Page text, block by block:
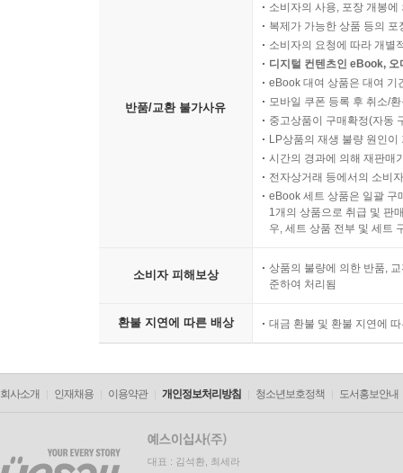
반품/교환 불가사유
소비자의 사용, 포장 개봉
복제가 가능한 상품 등의
소비자의 요청에 따라 개별
디지털 컨텐츠인 eBook,
eBook 대여 상품은 대여 기
모바일 쿠폰 등록 후 취소/
중고상품이 구매확정(자동
LP상품의 재생 불량 원인
시간의 경과에 의해 재판매
전자상거래 등에서의 소비
eBook 세트 상품은 일괄 구
1개의 상품으로 취급 및 판
우, 세트 상품 전부 및 세트
소비자 피해보상
상품의 불량에 의한 반품,
준하여 처리됨
환불 지연에 따른 배상 대금 환불 및 환불 지연에
회사소개 인재채용 이용약관 개인정보처리방침 청소년보호정책 도서홍보안내
대표 : 김석환, 최세라